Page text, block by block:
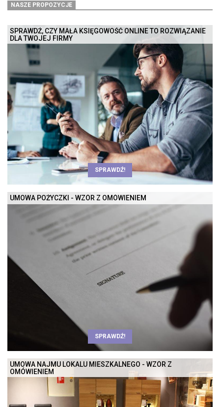
NASZE PROPOZYCJE
SPRAWDŹ, CZY MAŁA KSIĘGOWOŚĆ ONLINE TO ROZWIĄZANIE
DLA TWOJEJ FIRMY
SPRAWDŹ!
UMOWA POŻYCZKI - WZÓR Z OMÓWIENIEM
SPRAWDŹ!
UMOWA NAJMU LOKALU MIESZKALNEGO - WZÓR Z
OMÓWIENIEM